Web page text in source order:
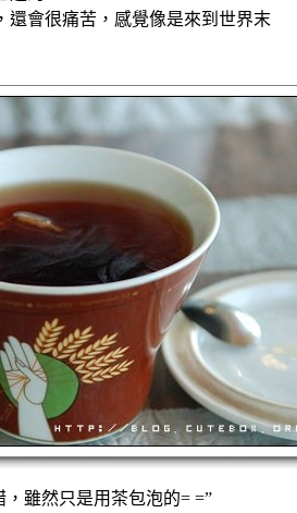
還會很痛苦，感覺像是來到世界末
雖然只是用茶包泡的= =”